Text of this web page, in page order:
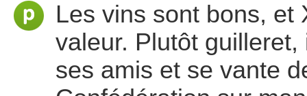
Les vins sont bons, et
valeur. Plutôt
ses amis et se vante